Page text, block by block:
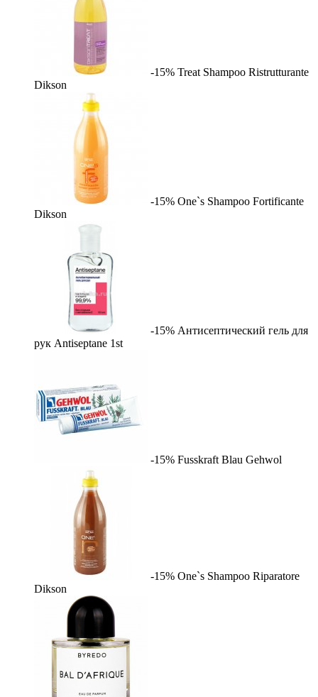
-15% Treat Shampoo Ristrutturante
Dikson
-15% One`s Shampoo Fortificante
Dikson
-15% Антисептический гель для
рук Antiseptane 1st
-15% Fusskraft Blau Gehwol
-15% One`s Shampoo Riparatore
Dikson